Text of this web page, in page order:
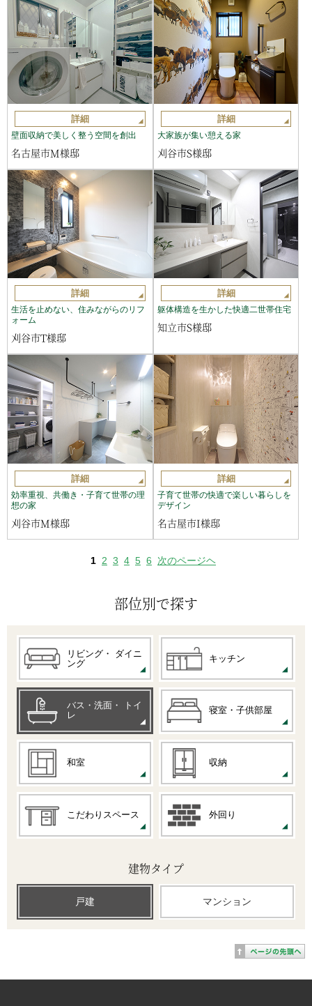
部位別で探す
リビング・
ダイニ
ング
キッチン
バス・洗面・
トイ
レ
寝室・子供部屋
和室 収納
こだわりスペース 外回り
建物タイプ
戸建 マンション
詳細
壁面収納で美しく整う空間を創出
名古屋市M様邸
詳細
大家族が集い憩える家
刈谷市S様邸
詳細
生活を止めない、住みながらのリフ
ォーム
刈谷市T様邸
詳細
躯体構造を生かした快適二世帯住宅
知立市S様邸
詳細
効率重視、共働き・子育て世帯の理
想の家
刈谷市M様邸
詳細
子育て世帯の快適で楽しい暮らしを
デザイン
名古屋市I様邸
1 2 3 4 5 6 次のページヘ